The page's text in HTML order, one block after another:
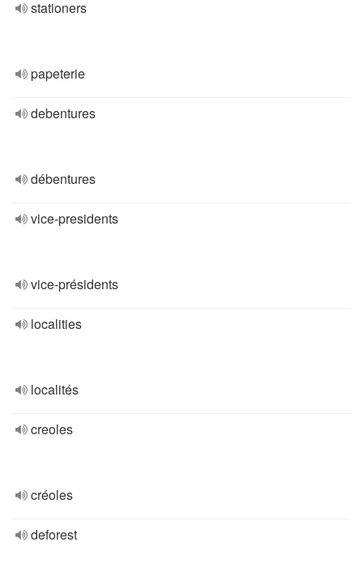
stationers
papeterie
debentures
débentures
vice-presidents
vice-présidents
localities
localités
creoles
créoles
deforest